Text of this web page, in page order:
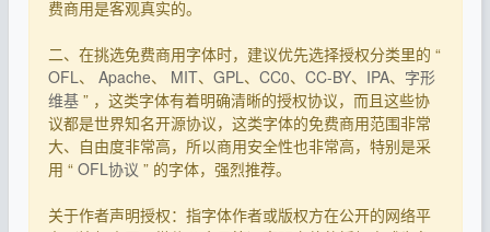
费商用是客观真实的。
二、在挑选免费商用字体时，建议优先选择授权分类里的 “
OFL、 Apache、 MIT、 GPL、 CC0、 CC-BY、 IPA、 字形
维基 ” ，这类字体有着明确清晰的授权协议，而且这些协
议都是世界知名开源协议，这类字体的免费商用范围非常
大、自由度非常高，所以商用安全性也非常高，特别是采
用 “ OFL协议 ” 的字体，强烈推荐。
关于作者声明授权：指字体作者或版权方在公开的网络平